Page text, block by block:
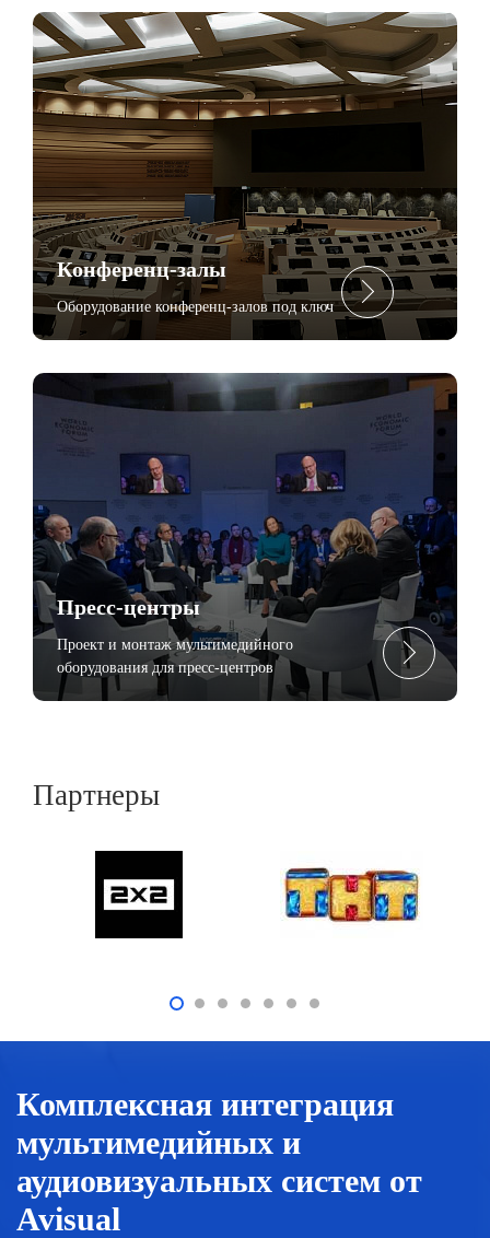
Конференц-залы
Оборудование конференц-залов под ключ
Пресc-центры
Проект и монтаж мультимедийного
оборудования для пресс-центров
Партнеры
Комплексная интеграция
мультимедийных и
аудиовизуальных систем от
Avisual